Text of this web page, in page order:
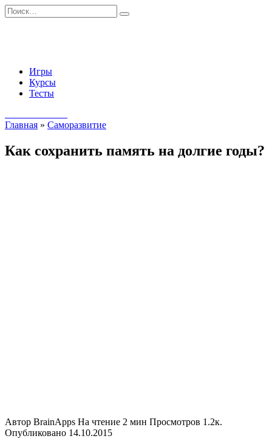
Перейти
к
Search
for:
Игры
Курсы
Тесты
Главная » Саморазвитие
Как сохранить память на долгие годы?
Автор BrainApps На чтение 2 мин Просмотров 1.2к.
Опубликовано 14.10.2015